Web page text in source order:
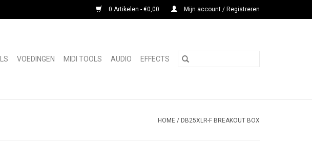
0 Artikelen - €0,00 Mijn account / Registreren
VOEDINGEN MIDI TOOLS AUDIO EFFECTS
HOME / DB25XLR-F BREAKOUT BOX